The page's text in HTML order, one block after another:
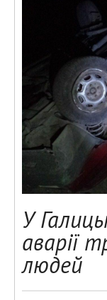
У
аварії
людей